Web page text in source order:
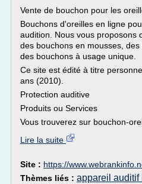
Vente de bouchon pour les
Bouchons d'oreilles en ligne
audition. Nous vous proposons
des bouchons en mousses,
des bouchons à usage unique.
Ce site est édité à titre
ans (2010).
Protection auditive
Produits ou Services
Vous trouverez sur bouchon-
Lire la suite
Site : https://
Thèmes liés : appareil